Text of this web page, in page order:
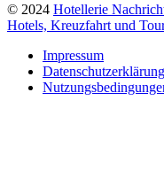
© 2024 Hotellerie
Hotels, Kreuzfahrt und
Impressum
Datenschutzerklärung